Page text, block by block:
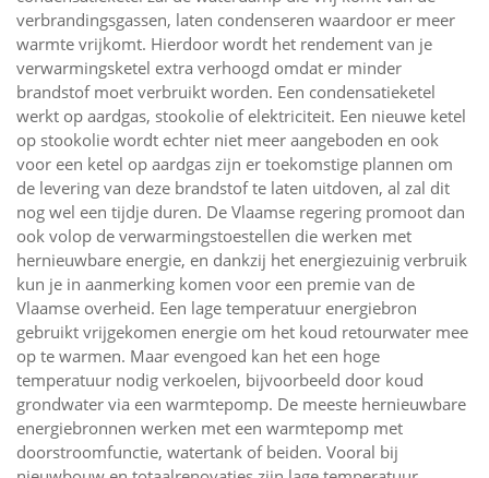
verbrandingsgassen, laten condenseren waardoor er meer
warmte vrijkomt. Hierdoor wordt het rendement van je
verwarmingsketel extra verhoogd omdat er minder
brandstof moet verbruikt worden. Een condensatieketel
werkt op aardgas, stookolie of elektriciteit. Een nieuwe ketel
op stookolie wordt echter niet meer aangeboden en ook
voor een ketel op aardgas zijn er toekomstige plannen om
de levering van deze brandstof te laten uitdoven, al zal dit
nog wel een tijdje duren. De Vlaamse regering promoot dan
ook volop de verwarmingstoestellen die werken met
hernieuwbare energie, en dankzij het energiezuinig verbruik
kun je in aanmerking komen voor een premie van de
Vlaamse overheid. Een lage temperatuur energiebron
gebruikt vrijgekomen energie om het koud retourwater mee
op te warmen. Maar evengoed kan het een hoge
temperatuur nodig verkoelen, bijvoorbeeld door koud
grondwater via een warmtepomp. De meeste hernieuwbare
energiebronnen werken met een warmtepomp met
doorstroomfunctie, watertank of beiden. Vooral bij